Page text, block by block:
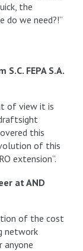
the
we need?!”
FEPA S.A.
of view it is
this
of this
extension”.
at AND
of the cost
network
anyone